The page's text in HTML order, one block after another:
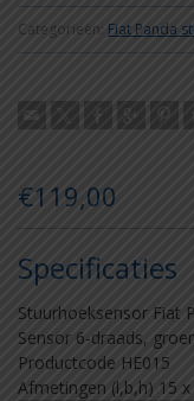
Categorieën: Fiat Panda
€119,00
Specificaties
Stuurhoeksensor Fiat
Sensor 6-draads,
Productcode HE015
Afmetingen (l,b,h) 15